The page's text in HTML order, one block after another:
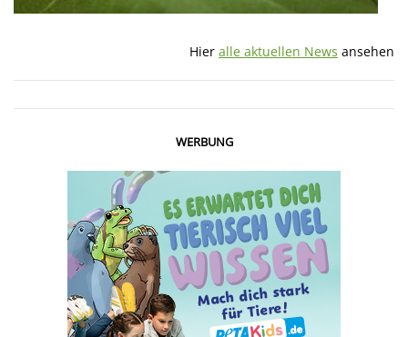
Hier alle aktuellen News ansehen
WERBUNG